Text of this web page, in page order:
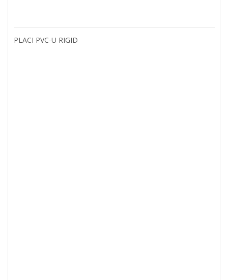
PLACI PVC-U RIGID